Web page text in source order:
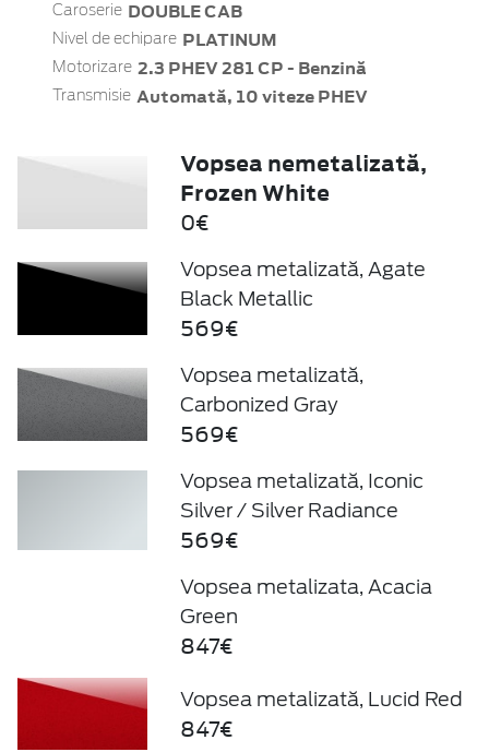
Caroserie DOUBLE CAB
Nivel de echipare PLATINUM
Motorizare 2.3 PHEV 281 CP - Benzină
Transmisie Automată, 10 viteze PHEV
Vopsea nemetalizată,
Frozen White
0€
Vopsea metalizată, Agate
Black Metallic
569€
Vopsea metalizată,
Carbonized Gray
569€
Vopsea metalizată, Iconic
Silver / Silver Radiance
569€
Vopsea metalizata, Acacia
Green
847€
Vopsea metalizată, Lucid Red
847€